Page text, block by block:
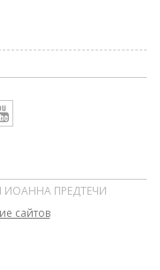
ИОАННА ПРЕДТЕЧИ
сайтов